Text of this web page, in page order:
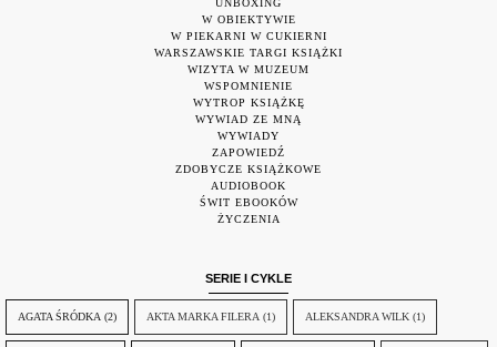
UNBOXING
W OBIEKTYWIE
W PIEKARNI W CUKIERNI
WARSZAWSKIE TARGI KSIĄŻKI
WIZYTA W MUZEUM
WSPOMNIENIE
WYTROP KSIĄŻKĘ
WYWIAD ZE MNĄ
WYWIADY
ZAPOWIEDŹ
ZDOBYCZE KSIĄŻKOWE
AUDIOBOOK
ŚWIT EBOOKÓW
ŻYCZENIA
SERIE I CYKLE
AGATA ŚRÓDKA (2) AKTA MARKA FILERA (1) ALEKSANDRA WILK (1)